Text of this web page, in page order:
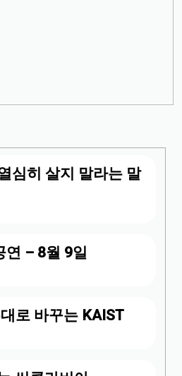
심히 살지 말라는 말
연 – 8월 9일
로 바꾸는 KAIST